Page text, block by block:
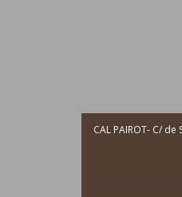
CAL PAIROT- C/